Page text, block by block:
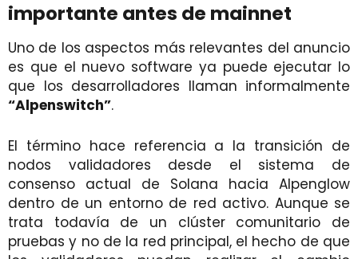
importante antes de mainnet
Uno de los aspectos más relevantes del anuncio
es que el nuevo software ya puede ejecutar lo
que los desarrolladores llaman informalmente
“Alpenswitch”.
El término hace referencia a la transición de
nodos validadores desde el sistema de
consenso actual de Solana hacia Alpenglow
dentro de un entorno de red activo. Aunque se
trata todavía de un clúster comunitario de
pruebas y no de la red principal, el hecho de que